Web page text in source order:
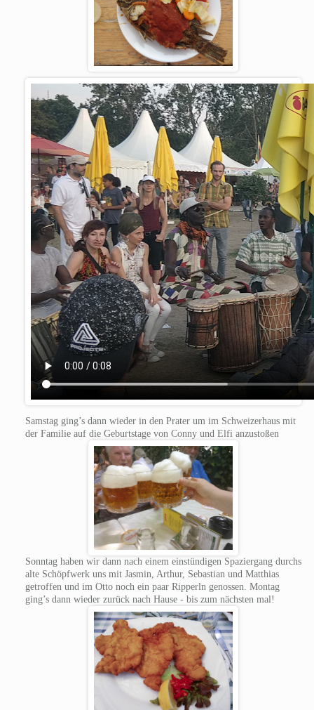
Samstag ging’s dann wieder in den Prater um im Schweizerhaus mit
der Familie auf die Geburtstage von Conny und Elfi anzustoßen
Sonntag haben wir dann nach einem einstündigen Spaziergang durchs
alte Schöpfwerk uns mit Jasmin, Arthur, Sebastian und Matthias
getroffen und im Otto noch ein paar Ripperln genossen. Montag
ging’s dann wieder zurück nach Hause - bis zum nächsten mal!